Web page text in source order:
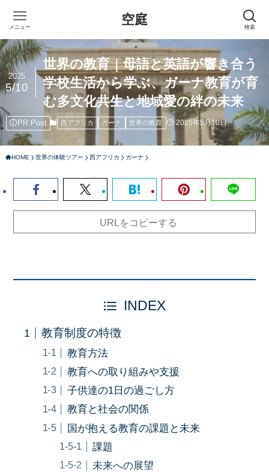
空庭 検索
メニュー
世界の教育｜母語と英語が響き合う
学校生活から学ぶ、ガーナ教育が育
む多文化共生と地域愛の絆の未来
2025
5/10
PR Post 西アフリカ ガーナ 世界の教育 2025年5月10日
HOME 世界の体験ツアー 西アフリカ ガーナ
URLをコピーする
INDEX
教育制度の特徴
教育方法
教育への取り組みや支援
子供達の1日の過ごし方
教育と社会の関係
国が抱える教育の課題と未来
課題
未来への展望